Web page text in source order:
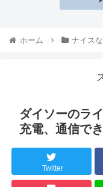
ホーム ナイス
ダイソーのラ
充電、通信で
Twitter